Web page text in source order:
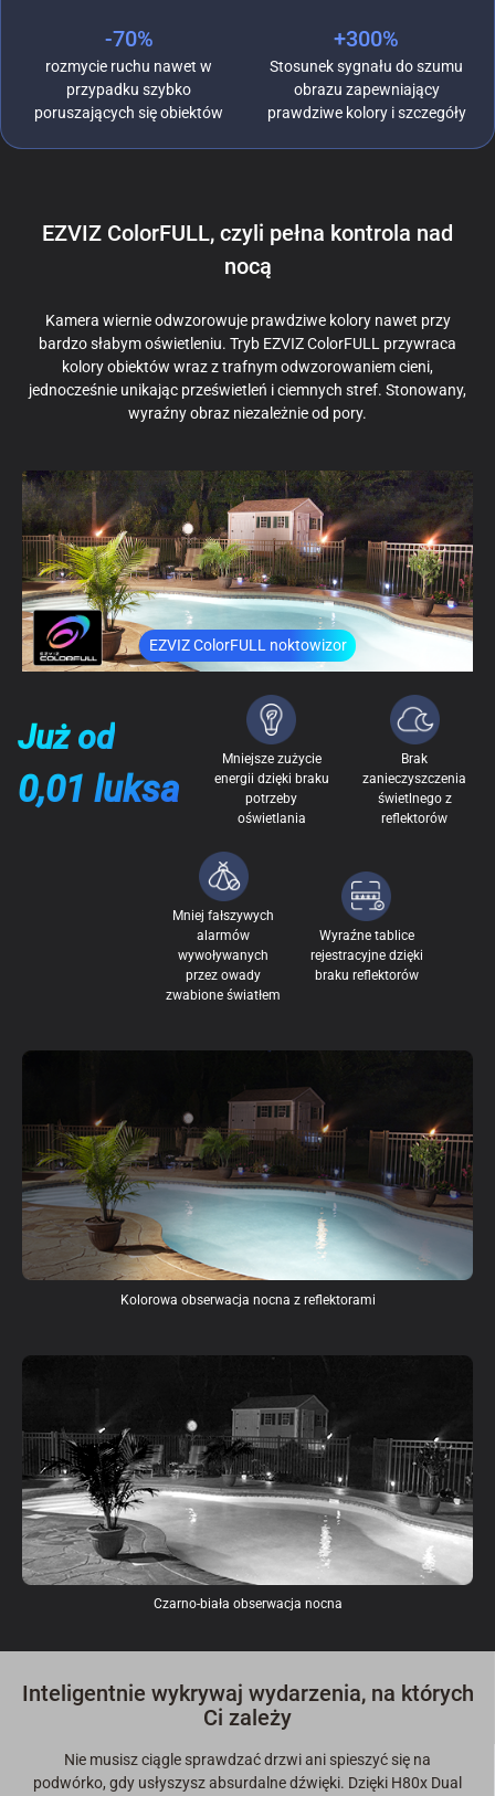
-70%
rozmycie ruchu nawet w
przypadku szybko
poruszających się obiektów
+300%
Stosunek sygnału do szumu
obrazu zapewniający
prawdziwe kolory i szczegóły
EZVIZ ColorFULL, czyli pełna kontrola nad
nocą
Kamera wiernie odwzorowuje prawdziwe kolory nawet przy
bardzo słabym oświetleniu. Tryb EZVIZ ColorFULL przywraca
kolory obiektów wraz z trafnym odwzorowaniem cieni,
jednocześnie unikając prześwietleń i ciemnych stref. Stonowany,
wyraźny obraz niezależnie od pory.
EZVIZ ColorFULL noktowizor
Już od
0,01 luksa
Mniejsze zużycie
energii dzięki braku
potrzeby
oświetlania
Brak
zanieczyszczenia
świetlnego z
reflektorów
Mniej fałszywych
alarmów
wywoływanych
przez owady
zwabione światłem
Wyraźne tablice
rejestracyjne dzięki
braku reflektorów
Kolorowa obserwacja nocna z reflektorami
Czarno-biała obserwacja nocna
Inteligentnie wykrywaj wydarzenia, na których
Ci zależy
Nie musisz ciągle sprawdzać drzwi ani spieszyć się na
podwórko, gdy usłyszysz absurdalne dźwięki. Dzięki H80x Dual